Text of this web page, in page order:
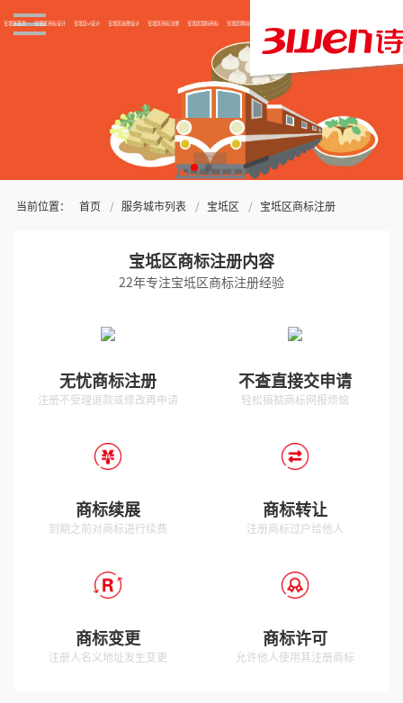
宝坻区首页 宝坻区商标设计 宝坻区vi设计 宝坻区画册设计 宝坻区商标注册 宝坻区国际商标 宝坻区网站制作
当前位置： 首页 服务城市列表 宝坻区 宝坻区商标注册
宝坻区商标注册内容
22年专注宝坻区商标注册经验
无忧商标注册
注册不受理退款或修改再申请
不查直接交申请
轻松搞掂商标网报烦恼
商标续展
到期之前对商标进行续费
商标转让
注册商标过户给他人
商标变更
注册人名义地址发生变更
商标许可
允许他人使用其注册商标